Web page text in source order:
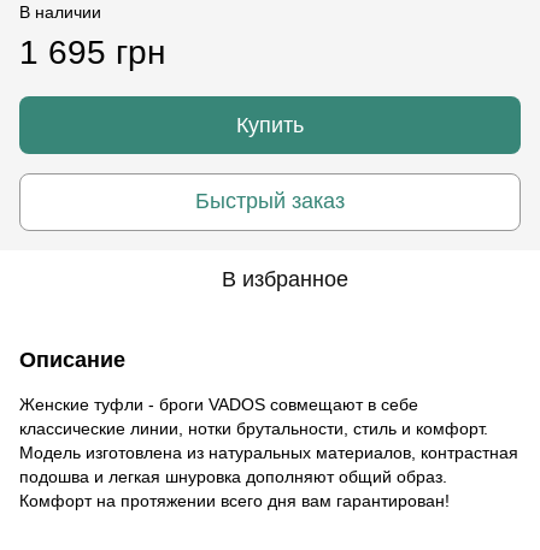
В наличии
1 695 грн
Купить
Быстрый заказ
В избранное
Описание
Женские туфли - броги VADOS совмещают в себе
классические линии, нотки брутальности, стиль и комфорт.
Модель изготовлена из натуральных материалов, контрастная
подошва и легкая шнуровка дополняют общий образ.
Комфорт на протяжении всего дня вам гарантирован!